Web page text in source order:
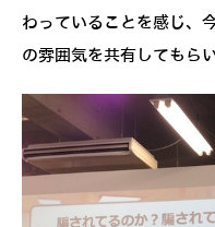
わっていることを感じ、
の雰囲気を共有してもら